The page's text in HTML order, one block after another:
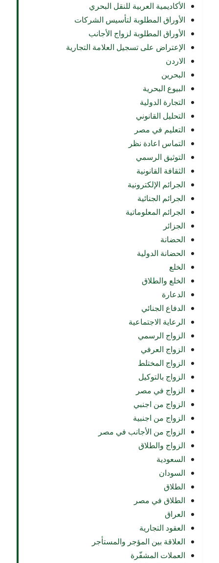
الأكاديمية العربية للنقل البحري
الأوراق المطلوبة لتأسيس الشركات
الأوراق المطلوبة لزواج الأجانب
الإعتراض على تسجيل العلامة التجارية
الاردن
البحرين
البيوع البحرية
التجارة الدولية
التحليل القانوني
التعليم في مصر
التماس اعادة نظر
التوثيق الرسمي
الثقافة القانونية
الجرائم الإلكترونية
الجرائم الجنائية
الجرائم المعلوماتية
الجزائر
الحضانة
الحضانة الدولية
الخلع
الخلع والطلاق
الدعارة
الدفاع الجنائي
الرعاية الاجتماعية
الزواج الرسمي
الزواج العرفي
الزواج المختلط
الزواج بالتوكيل
الزواج في مصر
الزواج من اجنبي
الزواج من اجنبية
الزواج من الأجانب في مصر
الزواج والطلاق
السعودية
السودان
الطلاق
الطلاق في مصر
العراق
العقود التجارية
العلاقة بين المؤجر والمستأجر
العملات المشفّرة